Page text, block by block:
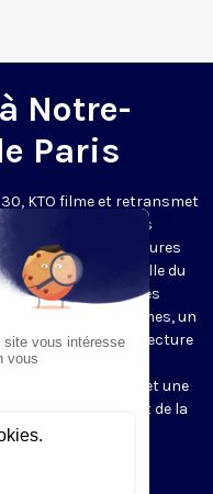
Notre-
Paris
KTO filme et retransmet
Notre-Dame de Paris
font partie des Heures
la prière solennelle du
comprend, après
hymne, deux Psaumes, un
Testament, une lecture
de grâces du
d’intercession et une
textes des Vêpres et de la
toujours ceux